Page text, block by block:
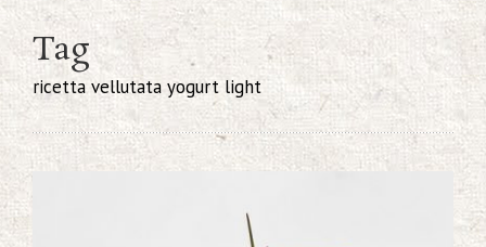
Tag
ricetta vellutata yogurt light